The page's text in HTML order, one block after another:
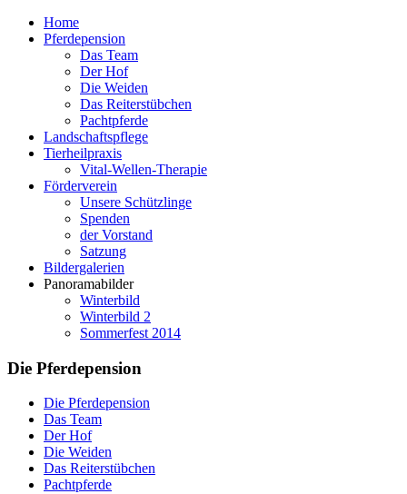
Home
Pferdepension
Das Team
Der Hof
Die Weiden
Das Reiterstübchen
Pachtpferde
Landschaftspflege
Tierheilpraxis
Vital-Wellen-Therapie
Förderverein
Unsere Schützlinge
Spenden
der Vorstand
Satzung
Bildergalerien
Panoramabilder
Winterbild
Winterbild 2
Sommerfest 2014
Die Pferdepension
Die Pferdepension
Das Team
Der Hof
Die Weiden
Das Reiterstübchen
Pachtpferde